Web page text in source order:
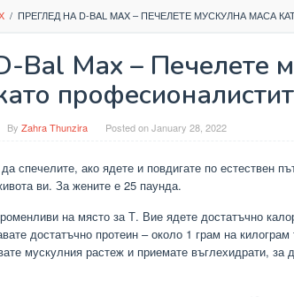
/ ПРЕГЛЕД НА D-BAL MAX – ПЕЧЕЛЕТЕ МУСКУЛНА МАСА
Bal Max – Печелете
By Zahra Thunzira Posted onJanuary 28, 2022
спечелите, ако ядете и повдигате по естествен
ви. За жените е 25 паунда.
на място за Т. Вие ядете достатъчно
достатъчно протеин – около 1 грам на килограм
мускулния растеж и приемате въглехидрати, за